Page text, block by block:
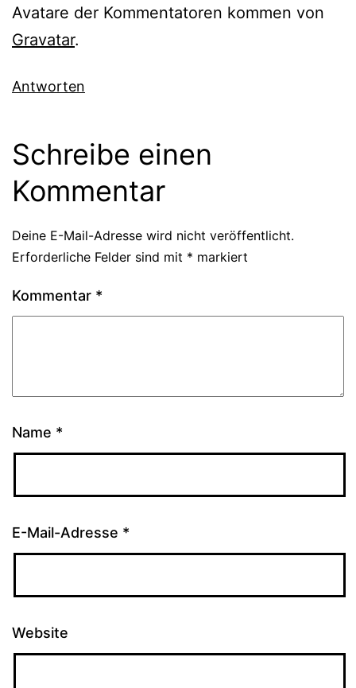
Avatare der Kommentatoren kommen von
Gravatar.
Antworten
Schreibe einen
Kommentar
Deine E-Mail-Adresse wird nicht veröffentlicht.
Erforderliche Felder sind mit * markiert
Kommentar *
Name *
E-Mail-Adresse *
Website